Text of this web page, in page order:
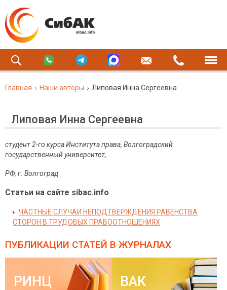
Главная Наши авторы Липовая Инна Сергеевна
Липовая Инна Сергеевна
студент 2-го курса Института права, Волгоградский
государственный университет,
РФ, г. Волгоград
Статьи на сайте sibac.info
ЧАСТНЫЕ СЛУЧАИ НЕПОДТВЕРЖДЕНИЯ РАВЕНСТВА
СТОРОН В ТРУДОВЫХ ПРАВООТНОШЕНИЯХ
ПУБЛИКАЦИИ СТАТЕЙ В ЖУРНАЛАХ
РИНЦ ВАК